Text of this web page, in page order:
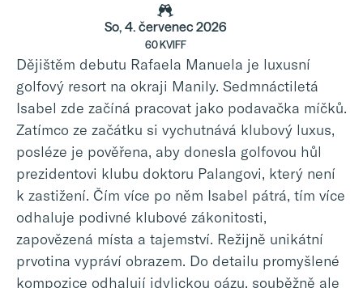
So, 4. červenec 2026
60 KVIFF
Dějištěm debutu Rafaela Manuela je luxusní
golfový resort na okraji Manily. Sedmnáctiletá
Isabel zde začíná pracovat jako podavačka míčků.
Zatímco ze začátku si vychutnává klubový luxus,
posléze je pověřena, aby donesla golfovou hůl
prezidentovi klubu doktoru Palangovi, který není
k zastižení. Čím více po něm Isabel pátrá, tím více
odhaluje podivné klubové zákonitosti,
zapovězená místa a tajemství. Režijně unikátní
prvotina vypráví obrazem. Do detailu promyšlené
kompozice odhalují idylickou oázu, souběžně ale